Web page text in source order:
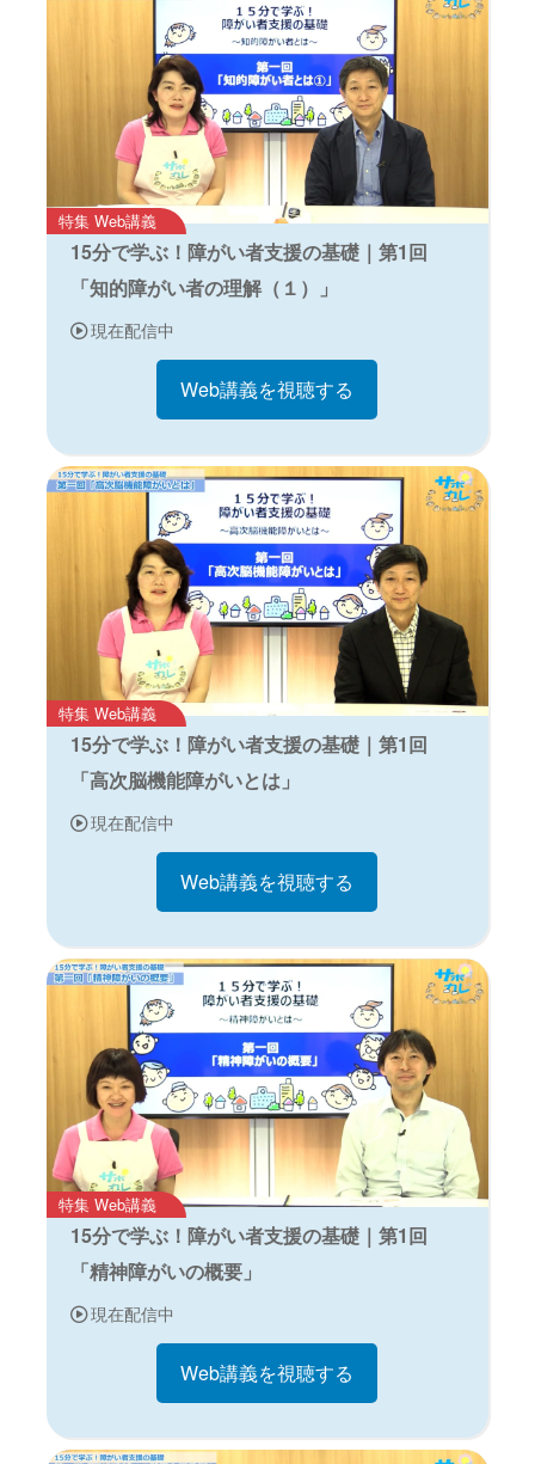
特集 Web講義
15分で学ぶ！障がい者支援の基礎｜第1回
「知的障がい者の理解（１）」
現在配信中
Web講義を視聴する
特集 Web講義
15分で学ぶ！障がい者支援の基礎｜第1回
「高次脳機能障がいとは」
現在配信中
Web講義を視聴する
特集 Web講義
15分で学ぶ！障がい者支援の基礎｜第1回
「精神障がいの概要」
現在配信中
Web講義を視聴する